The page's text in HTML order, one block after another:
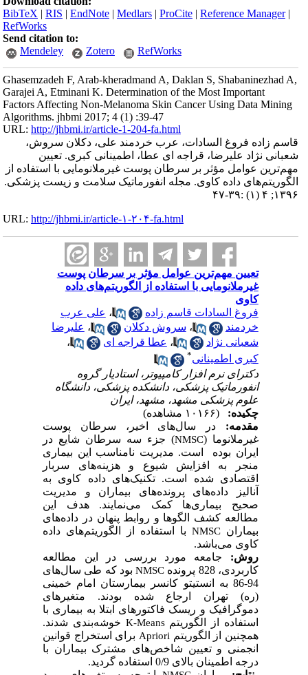
BibTeX |RIS |EndNote |Medlars |ProCite |Reference Manager
RefWorks
Send citation to:
Mendeley
Zotero RefWorks
Ghasemzadeh F, Arab-kheradmand A, Daklan S, Shabaninezhad A,
Garajei A, Etminani K. Determination of the Most Important
Factors Affecting Non-Melanoma Skin Cancer Using Data Mining
Algorithms. jhbmi 2017; 4 (1) :39-47
URL:http://jhbmi.ir/article-1-204-fa.html
قاسم زاده فروغ السادات، عرب خردمند علی، دکلان سروش،
شعبانی نژاد علیرضا، قراجه ای عطا، اطمینانی کبری. تعیین
مهم‌ترین عوامل مؤثر بر سرطان پوست غیرملانومایی با استفاده از
الگوریتم‌های داده کاوی. مجله انفورماتیک سلامت و زیست پزشکی.
۱۳۹۶; ۴ (۱) :۳۹-۴۷
URL:http://jhbmi.ir/article-۱-۲۰۴-fa.html
تعیین مهم‌ترین عوامل مؤثر بر سرطان پوست
غیرملانومایی با استفاده از الگوریتم‌های داده
کاوی
فروغ السادات قاسم زاده
،علی عرب
خردمند
،سروش دکلان ،علیرضا
شعبانی نژاد
،عطا قراجه ای
،
کبری اطمینانی
دکترای نرم افزار کامپیوتر، استادیار گروه
انفورماتیک پزشکی، دانشکده پزشکی، دانشگاه
علوم پزشکی مشهد، مشهد، ایران
چکیده:
مقدمه:در سال‌های اخیر، سرطان پوست
غیرملانوما ( NMSC) جزء سه سرطان شایع در
ایران بوده است. مدیریت نامناسب این بیماری
منجر به افزایش شیوع و هزینه‌های سربار
اقتصادی شده است. تکنیک‌های داده کاوی به
آنالیز داده‌های پرونده‌های بیماران و مدیریت
صحیح بیماری‌ها کمک می‌نمایند. هدف این
مطالعه کشف الگوها و روابط پنهان در داده‌های
بیمارانNMSCبا استفاده از الگوریتم‌های داده
کاوی می‌باشد.
روش: جامعه مورد بررسی در این مطالعه
کاربردی، 828 پرونده
NMSCبود که طی سال‌های
94-86 به انستیتو کانسر بیمارستان امام خمینی
(ره) تهران ارجاع شده بودند. متغیرهای
دموگرافیک و ریسک فاکتورهای ابتلا به بیماری با
استفاده از الگوریتمK-Meansخوشه‌بندی شدند.
همچنین از الگوریتمAprioriبرای استخراج قوانین
انجمنی و تعیین شاخص‌های مشترک بیماران با
درجه اطمینان بالای 0/9 استفاده گردید.